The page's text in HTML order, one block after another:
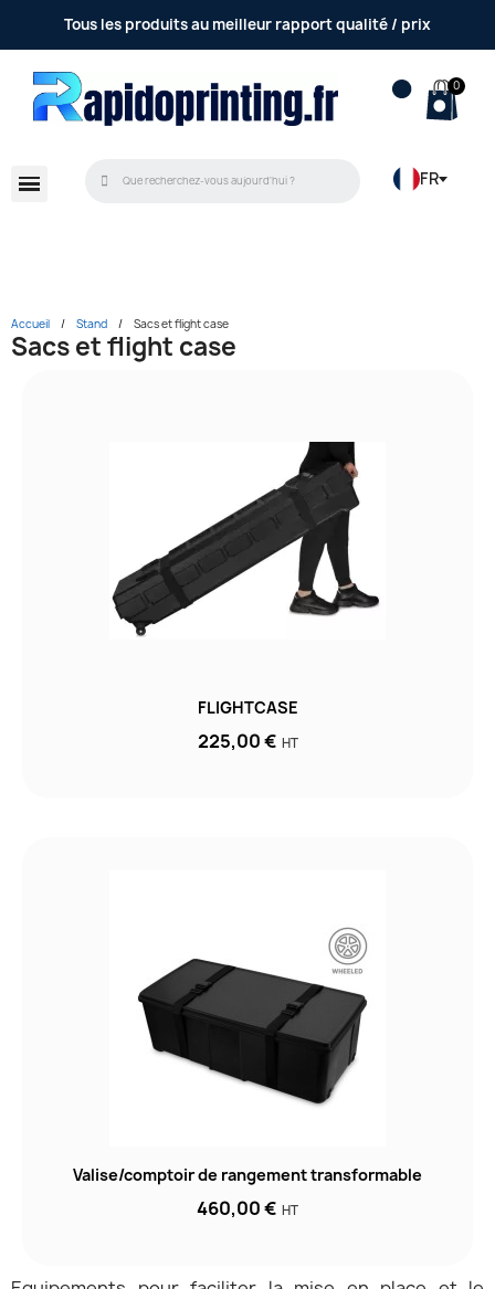
Tous les produits au meilleur rapport qualité / prix
FR
Accueil Stand Sacs et flight case
Sacs et flight case
FLIGHTCASE
225,00 € HT
Valise/comptoir de rangement transformable
460,00 € HT